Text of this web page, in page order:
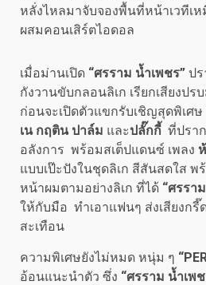
หลั่งไหลมาจับจองพื้นที่หน้าเวทีเ
ผสมคอนเสิร์ตไอดอล
เมื่อม่านเปิด “ศรราม น้ำเพชร” ปร
กังวานขับกลอนลิเก เรียกเสียงปร
ก่อนจะเปิดตัวแขกรับเชิญสุดพิเศษ
เน กฤติน ปาล์ม และปลั๊กกี้ ที่ปรา
อลังการ พร้อมสเต็ปแดนซ์ เพลง
แบบเป๊ะปังในชุดลิเก สีสันสดใส
หน้าผมตามอย่างลิเก ที่ได้ “ศรรา
ให้กับมือ ทำเอาแฟนๆ ส่งเสียงก
สะเทือน
ความพิเศษยังไม่หมด หนุ่ม ๆ
อ้อนแนะนำตัว ซึ่ง “ศรราม น้ำเพ